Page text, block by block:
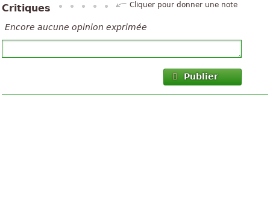
Critiques Cliquer pour donner une note
Encore aucune opinion exprimée
Publier